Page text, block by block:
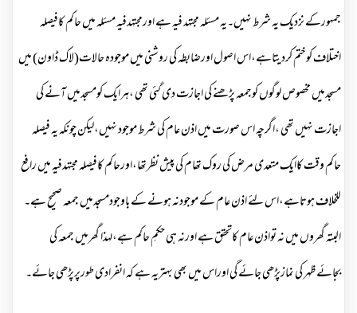
جمہورکے نزدیک یہ شرط نہیں۔یہ مسئلہ مجتہد فیہ ہے اورمجتہدفیہ مسئلہ میں حاکم کافیصلہ
اختلاف کوختم کردیتاہے،اس اصول اورضابطہ کی روشنی میں موجودہ حالات(لاك ڈاون) میں
مسجدمیں مخصوص لوگوں کوجمعہ پڑھنے کی اجازت دی گئی تھی ،ہرایک کومسجدمیں آنے کی
اجازت نہیں تھی ،اگرچہ اس صورت میں اذن عام کی شرط موجود نہیں،لیکن چونکہ یہ فیصلہ
حاکم وقت کاایک متعدی مرض کی روک تھام كی پیش نظرتھا،اورحاکم کافیصلہ مجتہدفیہ میں رافع
للخلاف ہوتاہے،اس لئے اذن عام کے موجودنہ ہونے کے باوجودمسجدمیں جمعہ صحیح ہے۔
البتہ گھروں میں نہ تواذن عام کاتحقق ہے اورنہ ہی حکمِ حاکم ہے،لہذا گھرمیں جمعہ کی
بجائےظہر کی نمازپڑھی جائے گی اوراس میں بھی بہتریہ ہے کہ انفرادی طورپرپڑھی جائے۔